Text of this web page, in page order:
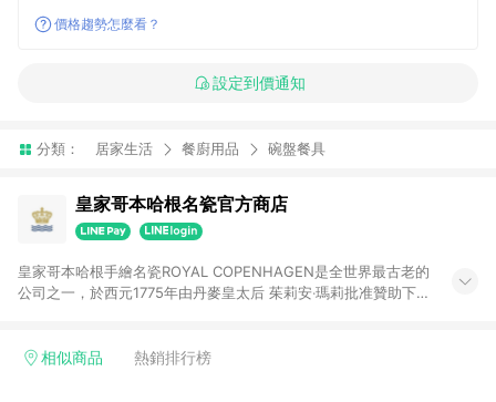
價格趨勢怎麼看？
設定到價通知
分類： 居家生活 餐廚用品 碗盤餐具
皇家哥本哈根名瓷官方商店
皇家哥本哈根手繪名瓷ROYAL COPENHAGEN是全世界最古老的
公司之一，於西元1775年由丹麥皇太后 茱莉安‧瑪莉批准贊助下成
家哥本哈根的商品即代表品牌高水準的質地與精湛工藝技術。
相似商品 熱銷排行榜